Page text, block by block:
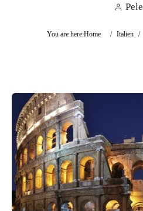
Pele
You are here:Home / Italien /